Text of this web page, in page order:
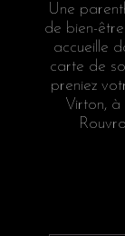
Une
de bien-
accueille
carte de
preniez
Virton,